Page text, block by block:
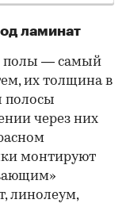
ламинат
полы — самый
их толщина в
полосы
через них
монтируют
линолеум,